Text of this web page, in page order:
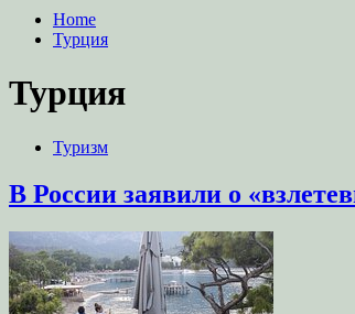
Home
Турция
Турция
Туризм
В России заявили о